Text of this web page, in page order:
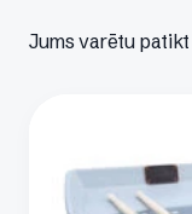
Jums varētu